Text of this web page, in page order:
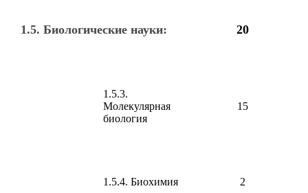
1.5. Биологические науки: 20
1.5.3.
Молекулярная
биология
15
1.5.4. Биохимия 2